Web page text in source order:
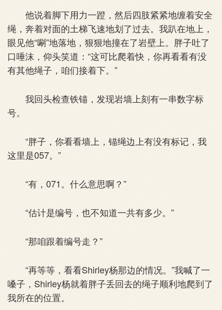
他说着脚下用力一蹬，然后四肢紧紧地缠着安全
绳，奔着对面的土梯飞速地划了过去。我趴在地上，
眼见他“唰”地落地，狠狠地撞在了岩壁上。胖子吐了
口唾沫，仰头笑道：“这可比爬着快，你再看看有没
有其他绳子，咱们接着下。”
我回头检查铁锚，发现岩墙上刻有一串数字标
号。
“胖子，你看看墙上，锚绳边上有没有标记，我
这里是057。”
“有，071。什么意思啊？”
“估计是编号，也不知道一共有多少。”
“那咱跟着编号走？”
“再等等，看看Shirley杨那边的情况。”我喊了一
嗓子，Shirley杨就着胖子丢回去的绳子顺利地爬到了
我所在的位置。